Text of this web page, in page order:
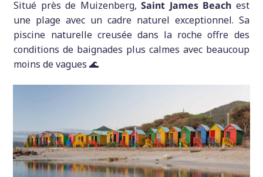
Situé près de Muizenberg,Saint James Beach est
une plage avec un cadre naturel exceptionnel. Sa
piscine naturelle creusée dans la roche offre des
conditions de baignades plus calmes avec beaucoup
moins de vagues 🌊